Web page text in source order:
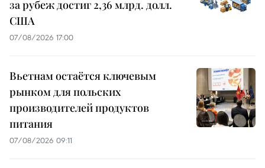
за рубеж достиг 2,36 млрд. долл.
США
07/08/2026 17:00
Вьетнам остаётся ключевым
рынком для польских
производителей продуктов
питания
07/08/2026 09:11